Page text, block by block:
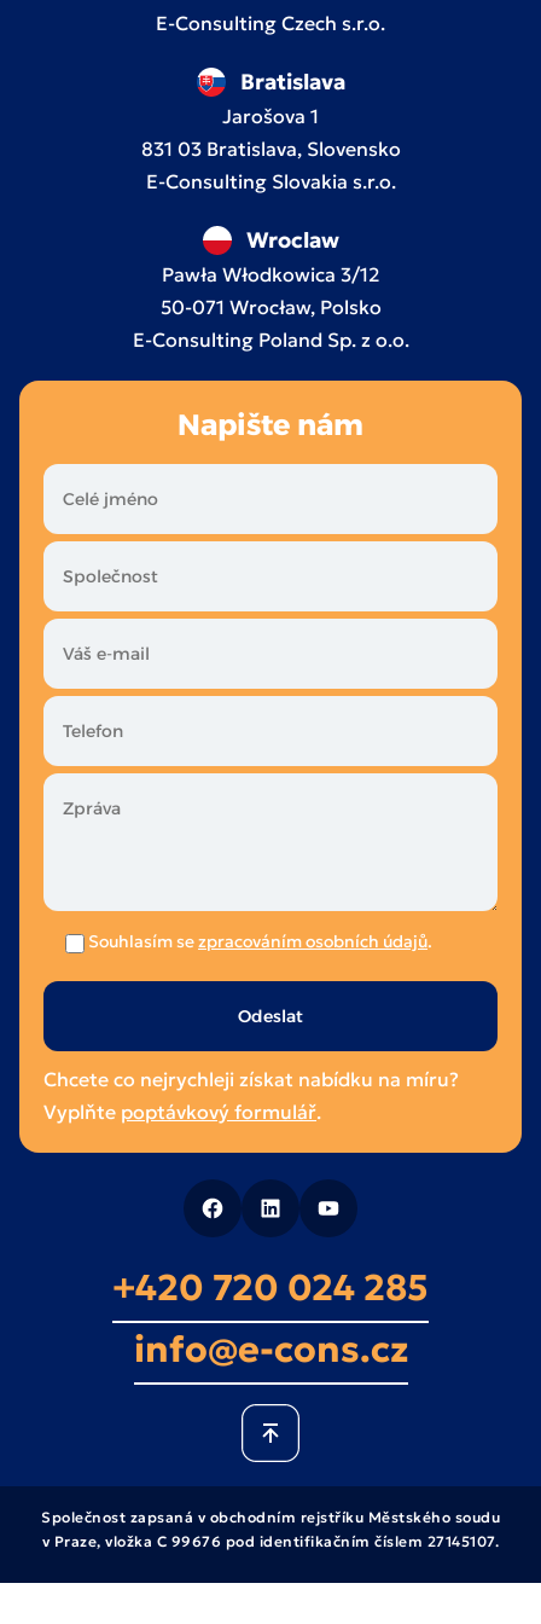
E-Consulting Czech s.r.o.
Bratislava
Jarošova 1
831 03 Bratislava, Slovensko
E-Consulting Slovakia s.r.o.
Wroclaw
Pawła Włodkowica 3/12
50-071 Wrocław, Polsko
E-Consulting Poland Sp. z o.o.
Napište nám
Souhlasím sezpracováním osobních údajů.
Ponechte
prázdné.
Chcete co nejrychleji získat nabídku na míru?
Vyplňte poptávkový formulář.
+420 720 024 285
info@e-cons.cz
Společnost zapsaná v obchodním rejstříku Městského soudu
v Praze, vložka C 99676 pod identifikačním číslem 27145107.